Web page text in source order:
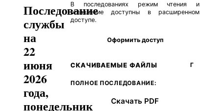
Последование
службы
на
22
июня
2026
года,
понедельник
В последованиях режим чтения и
оглавление доступны в расширенном
доступе.
Оформить доступ
СКАЧИВАЕМЫЕ ФАЙЛЫ Г
ПОЛНОЕ ПОСЛЕДОВАНИЕ:
Скачать PDF